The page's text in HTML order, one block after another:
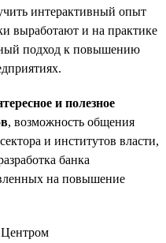
интерактивный опыт
выработают и на практике
подход к повышению
и полезное
, возможность общения
и институтов власти,
банка
на повышение
Центром